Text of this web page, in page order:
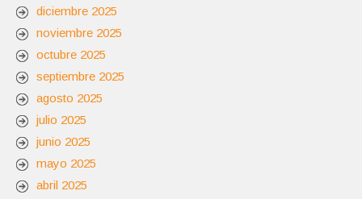
diciembre 2025
noviembre 2025
octubre 2025
septiembre 2025
agosto 2025
julio 2025
junio 2025
mayo 2025
abril 2025